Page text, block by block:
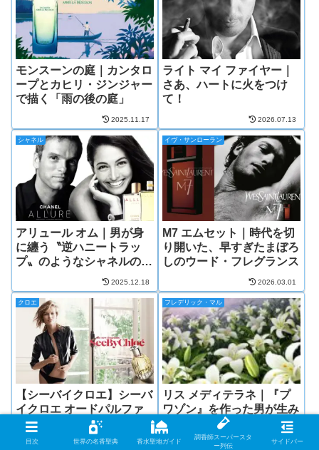
モンスーンの庭｜カンタロ
ープとカヒリ・ジンジャー
で描く「雨の後の庭」
2025.11.17
ライト マイ ファイヤー｜
さあ、ハートに火をつけ
て！
2026.07.13
シャネル
アリュール オム｜男が身
に纏う〝逆ハニートラッ
プ〟のようなシャネルの香
2025.12.18
イヴ・サンローラン
M7 エムセット｜時代を切
り開いた、早すぎたまぼろ
しのウード・フレグランス
2026.03.01
クロエ
【シーバイクロエ】シーバ
イクロエ オードパルファ
ム（ミシェル・アルメラッ
ク）
2025.03.21
フレデリック・マル
リス メディテラネ｜『プ
ワゾン』を作った男が生み
出した「百合の香り」
2026.05.17
目次 世界の名香聖典 香水聖地ガイド
調香師スーパースタ
ー列伝
サイドバー